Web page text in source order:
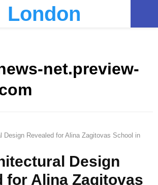
London
net.preview-
Design Revealed for Alina Zagitovas School in
Design
for Alina Zagitovas